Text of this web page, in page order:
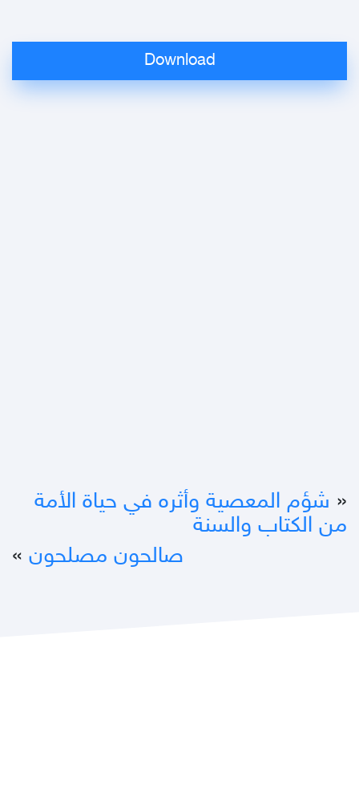
« شؤم المعصية وأثره في حياة الأمة
من الكتاب والسنة
صالحون مصلحون »